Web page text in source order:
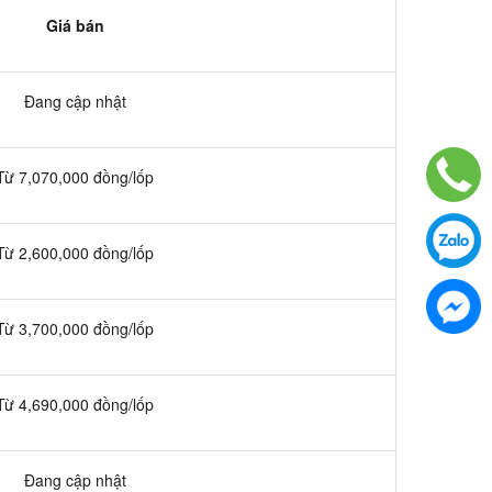
Giá bán
Đang cập nhật
7,070,000 đồng/lốp
2,600,000 đồng/lốp
3,700,000 đồng/lốp
4,690,000 đồng/lốp
Đang cập nhật